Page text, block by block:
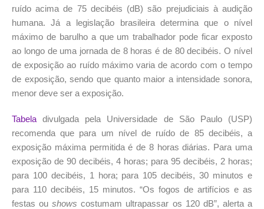
ruído acima de 75 decibéis (dB) são prejudiciais à audição
humana. Já a legislação brasileira determina que o nível
máximo de barulho a que um trabalhador pode ficar exposto
ao longo de uma jornada de 8 horas é de 80 decibéis. O nível
de exposição ao ruído máximo varia de acordo com o tempo
de exposição, sendo que quanto maior a intensidade sonora,
menor deve ser a exposição.
Tabela divulgada pela Universidade de São Paulo (USP)
recomenda que para um nível de ruído de 85 decibéis, a
exposição máxima permitida é de 8 horas diárias. Para uma
exposição de 90 decibéis, 4 horas; para 95 decibéis, 2 horas;
para 100 decibéis, 1 hora; para 105 decibéis, 30 minutos e
para 110 decibéis, 15 minutos. “Os fogos de artifícios e as
festas oushows costumam ultrapassar os 120 dB”, alerta a